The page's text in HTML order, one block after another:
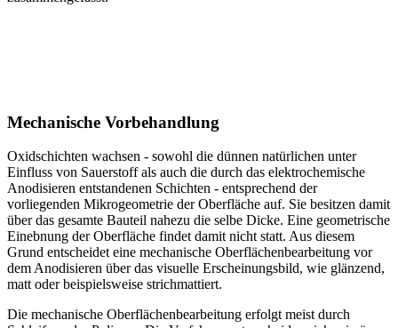
Mechanische Vorbehandlung
Oxidschichten wachsen - sowohl die dünnen natürlichen unter
Einfluss von Sauerstoff als auch die durch das elektrochemische
Anodisieren entstandenen Schichten - entsprechend der
vorliegenden Mikrogeometrie der Oberfläche auf. Sie besitzen damit
über das gesamte Bauteil nahezu die selbe Dicke. Eine geometrische
Einebnung der Oberfläche findet damit nicht statt. Aus diesem
Grund entscheidet eine mechanische Oberflächen­bearbeitung vor
dem Anodisieren über das visuelle Erscheinungsbild, wie glänzend,
matt oder beispielsweise strichmattiert.
Die mechanische Oberflächenbearbeitung erfolgt meist durch